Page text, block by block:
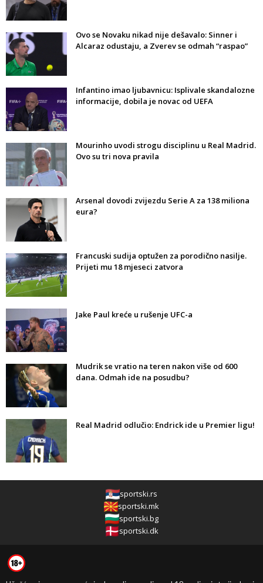
Ovo se Novaku nikad nije dešavalo: Sinner i
Alcaraz odustaju, a Zverev se odmah “raspao”
Infantino imao ljubavnicu: Isplivale skandalozne
informacije, dobila je novac od UEFA
Mourinho uvodi strogu disciplinu u Real Madrid.
Ovo su tri nova pravila
Arsenal dovodi zvijezdu Serie A za 138 miliona
eura?
Francuski sudija optužen za porodično nasilje.
Prijeti mu 18 mjeseci zatvora
Jake Paul kreće u rušenje UFC-a
Mudrik se vratio na teren nakon više od 600
dana. Odmah ide na posudbu?
Real Madrid odlučio: Endrick ide u Premier ligu!
sportski.rs
sportski.mk
sportski.bg
sportski.dk